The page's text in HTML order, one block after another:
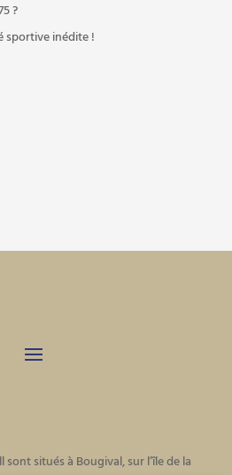
?
sportive inédite !
situés à Bougival, sur l’île de la